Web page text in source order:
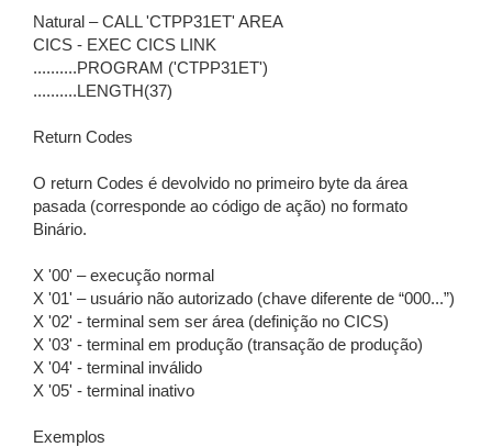
Natural – CALL 'CTPP31ET' AREA
CICS - EXEC CICS LINK
..........PROGRAM ('CTPP31ET')
..........LENGTH(37)
Return Codes
O return Codes é devolvido no primeiro byte da área
pasada (corresponde ao código de ação) no formato
Binário.
X '00' – execução normal
X '01' – usuário não autorizado (chave diferente de “000...”)
X '02' - terminal sem ser área (definição no CICS)
X '03' - terminal em produção (transação de produção)
X '04' - terminal inválido
X '05' - terminal inativo
Exemplos